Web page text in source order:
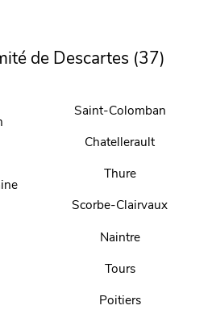
de Descartes (37)
Saint-Colomban
Chatellerault
Thure
Scorbe-Clairvaux
Naintre
Tours
Poitiers